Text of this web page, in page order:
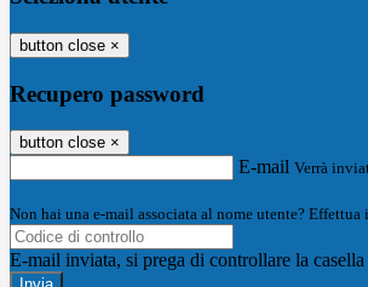
button close ×
Recupero password
button close ×
E-mail Verrà
Non hai una e-mail associata al nome utente?
E-mail inviata, si prega di controllare la